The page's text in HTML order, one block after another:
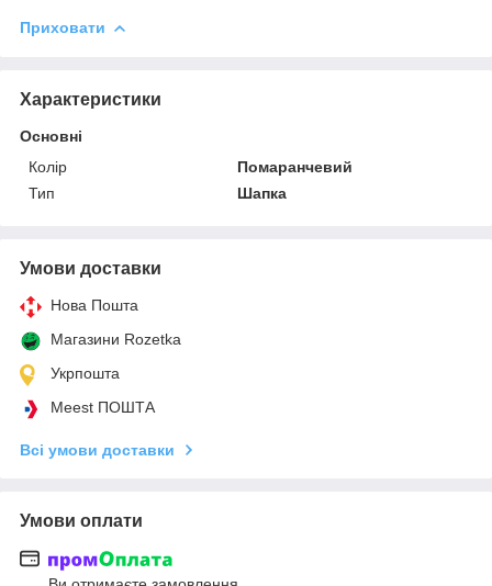
Приховати
Характеристики
Основні
Колір
Помаранчевий
Тип
Шапка
Умови доставки
Нова Пошта
Магазини Rozetka
Укрпошта
Meest ПОШТА
Всі умови доставки
Умови оплати